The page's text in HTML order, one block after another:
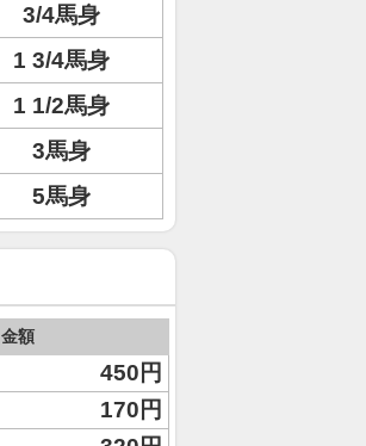
3/4馬身
1 3/4馬身
1 1/2馬身
3馬身
5馬身
金額
450円
170円